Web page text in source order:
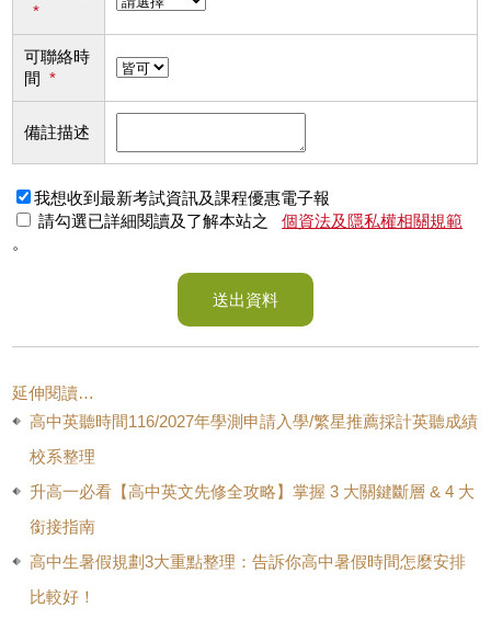
*
可聯絡時
間 *
備註描述
我想收到最新考試資訊及課程優惠電子報
請勾選已詳細閱讀及了解本站之
個資法及隱私權相關規範
。
送出資料
延伸閱讀…
高中英聽時間116/2027年學測申請入學/繁星推薦採計英聽成績
校系整理
升高一必看【高中英文先修全攻略】掌握 3 大關鍵斷層 & 4 大
銜接指南
高中生暑假規劃3大重點整理：告訴你高中暑假時間怎麼安排
比較好！